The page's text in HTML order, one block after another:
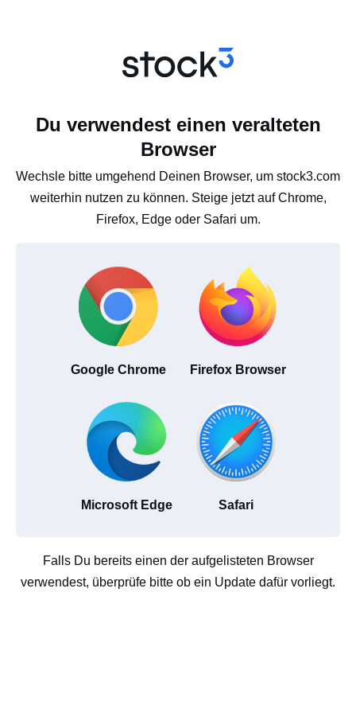
Du verwendest einen veralteten
Browser
Wechsle bitte umgehend Deinen Browser, um stock3.com
weiterhin nutzen zu können. Steige jetzt auf Chrome,
Firefox, Edge oder Safari um.
Google Chrome Firefox Browser
Microsoft Edge Safari
Falls Du bereits einen der aufgelisteten Browser
verwendest, überprüfe bitte ob ein Update dafür vorliegt.